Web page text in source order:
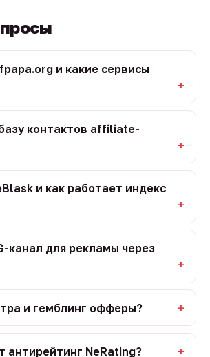
и какие сервисы
контактов affiliate-
и как работает индекс
канал для рекламы через
и гемблинг офферы?
антирейтинг NeRating?